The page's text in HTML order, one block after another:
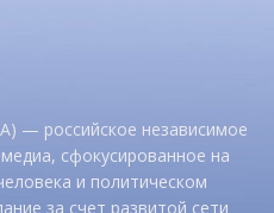
— российское независимое
сфокусированное на
и политическом
за счет развитой сети